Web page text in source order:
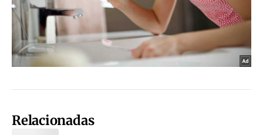
Relacionadas